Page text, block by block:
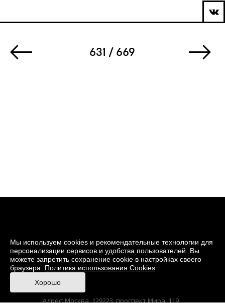
631 / 669
© 2026 Музей кино
При поддержке Министерства культуры РФ
Адрес: Москва, 129223, проспект Мира, 119,
Мы используем cookies и рекомендательные технологии для
персонализации сервисов и удобства пользователей. Вы
можете запретить сохранение cookie в настройках своего
браузера. Политика использования Cookies
Хорошо